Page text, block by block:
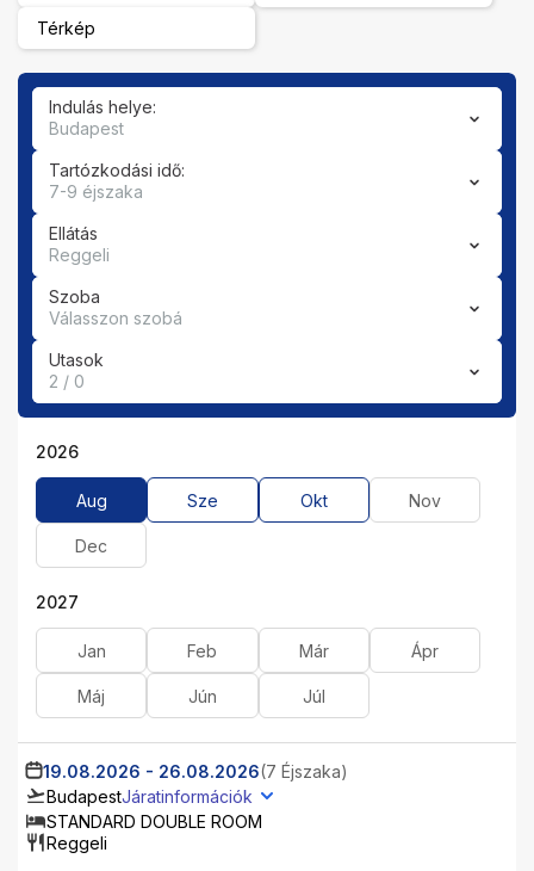
Térkép
Indulás helye:
Budapest
Tartózkodási idő:
7-9 éjszaka
Ellátás
Reggeli
Szoba
Válasszon szobá
Utasok
2 / 0
2026
Aug Sze Okt Nov
Dec
2027
Jan Feb Már Ápr
Máj Jún Júl
19.08.2026 - 26.08.2026(7 Éjszaka)
BudapestJáratinformációk
STANDARD DOUBLE ROOM
Reggeli